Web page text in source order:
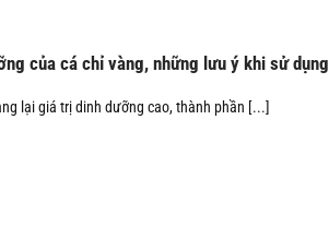
của cá chỉ vàng, những lưu ý khi sử dụng
lại giá trị dinh dưỡng cao, thành phần [...]